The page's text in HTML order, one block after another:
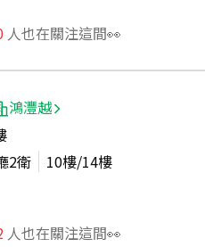
人也在關注這間👀
鴻灃越
2衛 10樓/14樓
人也在關注這間👀